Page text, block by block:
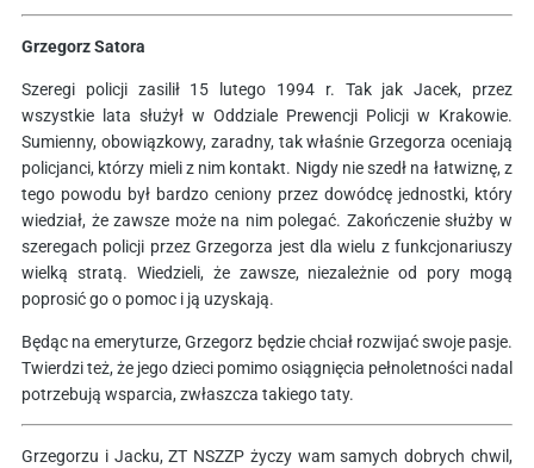
Grzegorz Satora
Szeregi policji zasilił 15 lutego 1994 r. Tak jak Jacek, przez
wszystkie lata służył w Oddziale Prewencji Policji w Krakowie.
Sumienny, obowiązkowy, zaradny, tak właśnie Grzegorza oceniają
policjanci, którzy mieli z nim kontakt. Nigdy nie szedł na łatwiznę, z
tego powodu był bardzo ceniony przez dowódcę jednostki, który
wiedział, że zawsze może na nim polegać. Zakończenie służby w
szeregach policji przez Grzegorza jest dla wielu z funkcjonariuszy
wielką stratą. Wiedzieli, że zawsze, niezależnie od pory mogą
poprosić go o pomoc i ją uzyskają.
Będąc na emeryturze, Grzegorz będzie chciał rozwijać swoje pasje.
Twierdzi też, że jego dzieci pomimo osiągnięcia pełnoletności nadal
potrzebują wsparcia, zwłaszcza takiego taty.
Grzegorzu i Jacku, ZT NSZZP życzy wam samych dobrych chwil,